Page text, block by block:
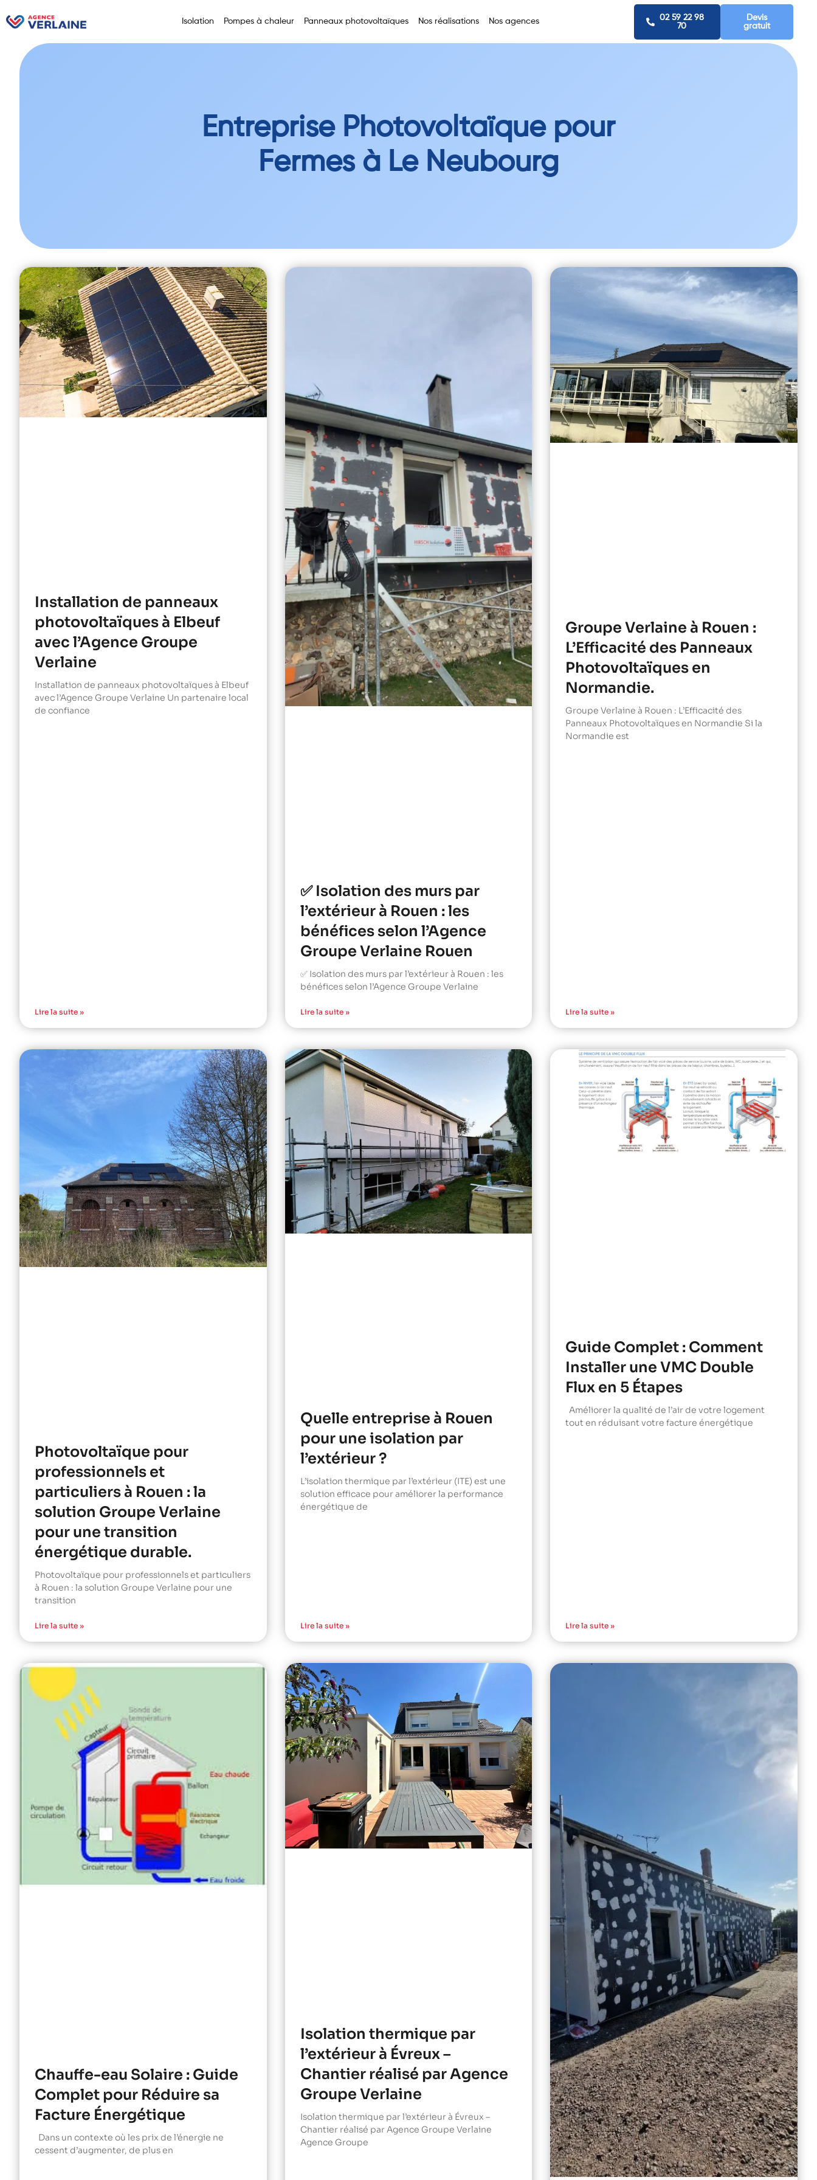
Isolation Pompes à chaleur Panneaux photovoltaïques Nos réalisations Nos agences
02 59 22 98
70
Devis
gratuit
Entreprise Photovoltaïque pour
Fermes à Le Neubourg
Installation de panneaux
photovoltaïques à Elbeuf
avec l’Agence Groupe
Verlaine
Installation de panneaux photovoltaïques à Elbeuf
avec l’Agence Groupe Verlaine Un partenaire local
de confiance
Lire la suite »
✅ Isolation des murs par
l’extérieur à Rouen : les
bénéfices selon l’Agence
Groupe Verlaine Rouen
✅ Isolation des murs par l’extérieur à Rouen : les
bénéfices selon l’Agence Groupe Verlaine
Lire la suite »
Groupe Verlaine à Rouen :
L’Efficacité des Panneaux
Photovoltaïques en
Normandie.
Groupe Verlaine à Rouen : L’Efficacité des
Panneaux Photovoltaïques en Normandie Si la
Normandie est
Lire la suite »
Photovoltaïque pour
professionnels et
particuliers à Rouen : la
solution Groupe Verlaine
pour une transition
énergétique durable.
Photovoltaïque pour professionnels et particuliers
à Rouen : la solution Groupe Verlaine pour une
transition
Lire la suite »
Quelle entreprise à Rouen
pour une isolation par
l’extérieur ?
L’isolation thermique par l’extérieur (ITE) est une
solution efficace pour améliorer la performance
énergétique de
Lire la suite »
Guide Complet : Comment
Installer une VMC Double
Flux en 5 Étapes
Améliorer la qualité de l’air de votre logement
tout en réduisant votre facture énergétique
Lire la suite »
Chauffe-eau Solaire : Guide
Complet pour Réduire sa
Facture Énergétique
Dans un contexte où les prix de l’énergie ne
cessent d’augmenter, de plus en
Isolation thermique par
l’extérieur à Évreux –
Chantier réalisé par Agence
Groupe Verlaine
Isolation thermique par l’extérieur à Évreux –
Chantier réalisé par Agence Groupe Verlaine
Agence Groupe